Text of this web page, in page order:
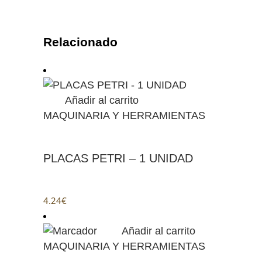
Relacionado
Añadir al carrito
MAQUINARIA Y HERRAMIENTAS
PLACAS PETRI – 1 UNIDAD
4.24€
Añadir al carrito
MAQUINARIA Y HERRAMIENTAS